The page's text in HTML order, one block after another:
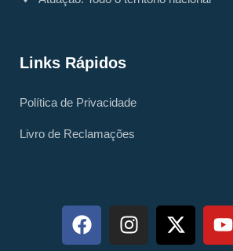
Links Rápidos
Política de Privacidade
Livro de Reclamações